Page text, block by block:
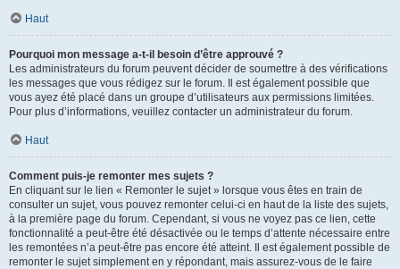
Haut
Pourquoi mon message a-t-il besoin d’être approuvé ?
Les administrateurs du forum peuvent décider de soumettre à des vérifications
les messages que vous rédigez sur le forum. Il est également possible que
vous ayez été placé dans un groupe d’utilisateurs aux permissions limitées.
Pour plus d’informations, veuillez contacter un administrateur du forum.
Haut
Comment puis-je remonter mes sujets ?
En cliquant sur le lien « Remonter le sujet » lorsque vous êtes en train de
consulter un sujet, vous pouvez remonter celui-ci en haut de la liste des sujets,
à la première page du forum. Cependant, si vous ne voyez pas ce lien, cette
fonctionnalité a peut-être été désactivée ou le temps d’attente nécessaire entre
les remontées n’a peut-être pas encore été atteint. Il est également possible de
remonter le sujet simplement en y répondant, mais assurez-vous de le faire